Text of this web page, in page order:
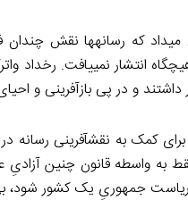
که رسانه­ها نقش چندان
انتشار نمی­یافت. رخداد
و در پی بازآفرینی و
کمک به نقش­آفرینی رسانه
به واسطه قانون چنین